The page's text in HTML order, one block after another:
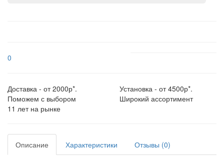
0
Доставка - от 2000р*.
Установка - от 4500р*.
Поможем с выбором
Широкий ассортимент
11 лет на рынке
Описание Характеристики Отзывы (0)